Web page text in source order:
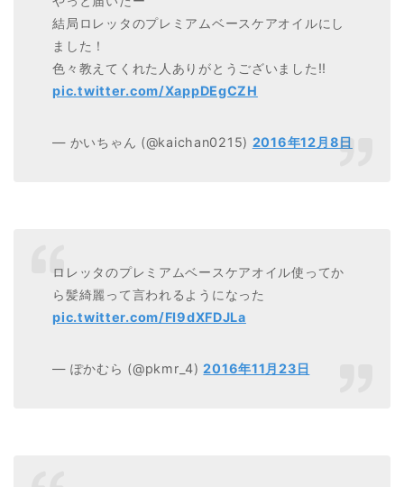
結局ロレッタのプレミアムベースケアオイルにし
ました！
色々教えてくれた人ありがとうございました‼︎
pic.twitter.com/XappDEgCZH
— かいちゃん (@kaichan0215) 2016年12月8日
ロレッタのプレミアムベースケアオイル使ってか
ら髪綺麗って言われるようになった
pic.twitter.com/FI9dXFDJLa
— ぽかむら (@pkmr_4)2016年11月23日